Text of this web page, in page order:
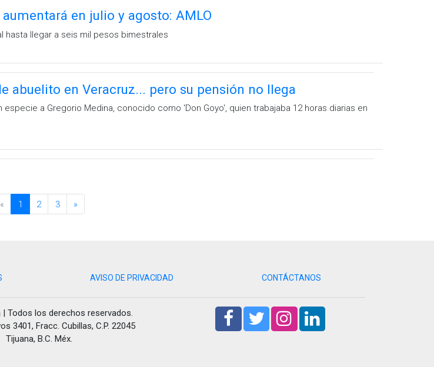
en julio y agosto: AMLO
hasta llegar a seis mil pesos bimestrales
abuelito en Veracruz... pero su pensión no llega
a Gregorio Medina, conocido como 'Don Goyo', quien trabajaba 12 horas diarias en
« 1 2 3 »
AVISO DE PRIVACIDAD CONTÁCTANOS
| Todos los derechos reservados.
3401, Fracc. Cubillas, C.P. 22045
Tijuana, B.C. Méx.